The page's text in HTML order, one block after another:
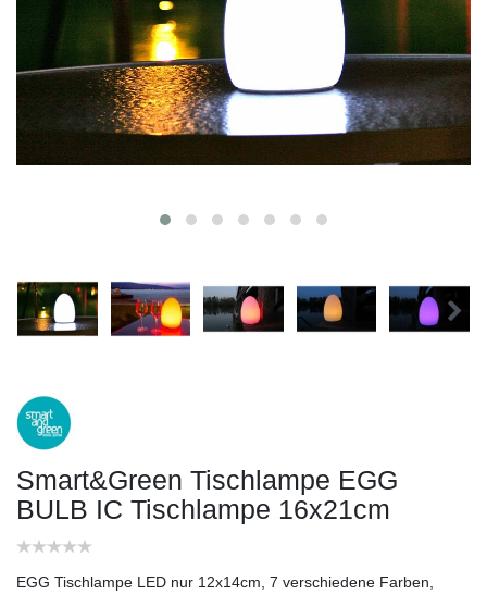
Smart&Green Tischlampe EGG
BULB IC Tischlampe 16x21cm
EGG Tischlampe LED nur 12x14cm, 7 verschiedene Farben,